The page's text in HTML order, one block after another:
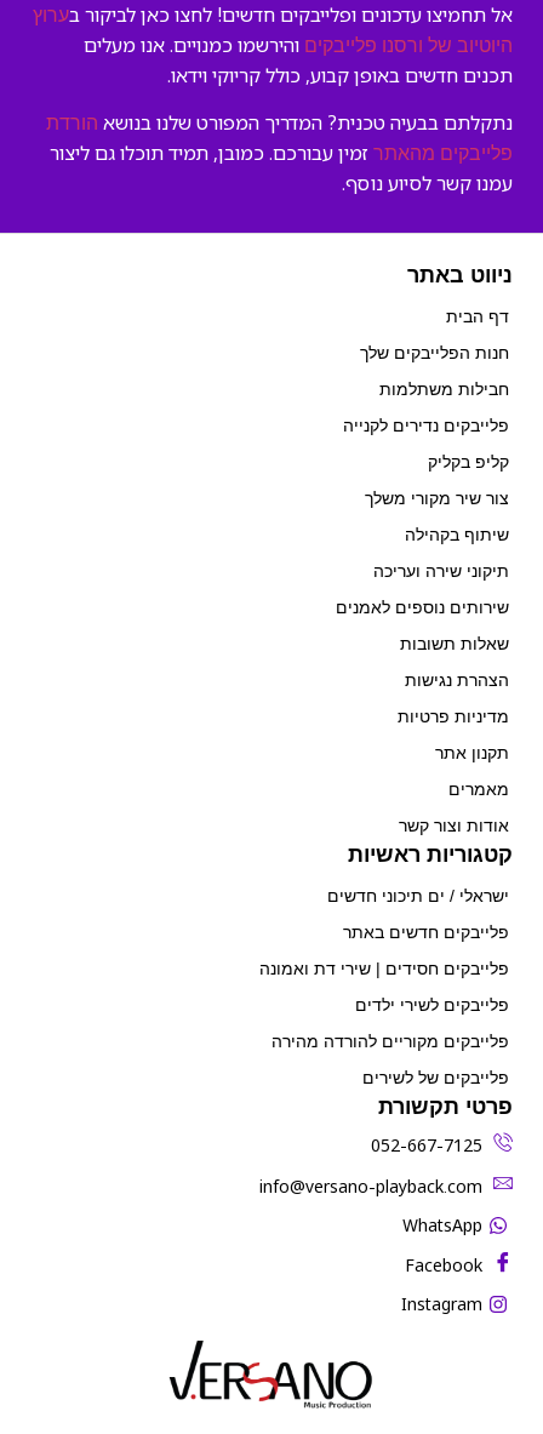
אל תחמיצו עדכונים ופלייבקים חדשים! לחצו כאן לביקור בערוץ
היוטיוב של ורסנו פלייבקים והירשמו כמנויים. אנו מעלים
תכנים חדשים באופן קבוע, כולל קריוקי וידאו.
נתקלתם בבעיה טכנית? המדריך המפורט שלנו בנושא הורדת
פלייבקים מהאתר זמין עבורכם. כמובן, תמיד תוכלו גם ליצור
עמנו קשר לסיוע נוסף.
ניווט באתר
דף הבית
חנות הפלייבקים שלך
חבילות משתלמות
פלייבקים נדירים לקנייה
קליפ בקליק
צור שיר מקורי משלך
שיתוף בקהילה
תיקוני שירה ועריכה
שירותים נוספים לאמנים
שאלות תשובות
הצהרת נגישות
מדיניות פרטיות
תקנון אתר
מאמרים
אודות וצור קשר
קטגוריות ראשיות
ישראלי / ים תיכוני חדשים
פלייבקים חדשים באתר
פלייבקים חסידים | שירי דת ואמונה
פלייבקים לשירי ילדים
פלייבקים מקוריים להורדה מהירה
פלייבקים של לשירים
פרטי תקשורת
052-667-7125
‫info@versano-playback.com‬
WhatsApp
Facebook
Instagram